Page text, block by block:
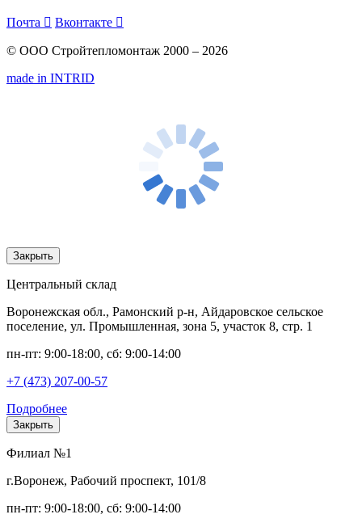
Почта  Вконтакте 
© ООО Стройтепломонтаж 2000 – 2026
made in INTRID
Закрыть
Центральный склад
Воронежская обл., Рамонский р-н, Айдаровское сельское
поселение, ул. Промышленная, зона 5, участок 8, стр. 1
пн-пт: 9:00-18:00, сб: 9:00-14:00
+7 (473) 207-00-57
Подробнее
Закрыть
Филиал №1
г.Воронеж, Рабочий проспект, 101/8
пн-пт: 9:00-18:00, сб: 9:00-14:00